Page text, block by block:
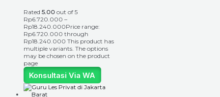
Rated 5.00 out of 5
Rp6.720.000 –
Rp18.240.000Price range:
Rp6.720.000 through
Rp18.240.000 This product has
multiple variants. The options
may be chosen on the product
page
Konsultasi Via WA